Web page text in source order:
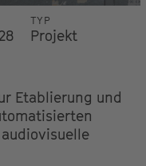
TYP
Projekt
Etablierung und